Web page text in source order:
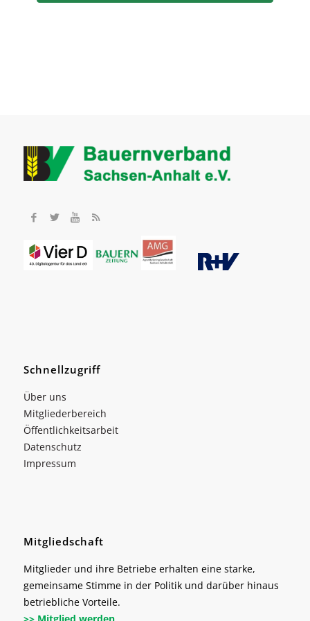
Schnellzugriff
Über uns
Mitgliederbereich
Öffentlichkeitsarbeit
Datenschutz
Impressum
Mitgliedschaft
Mitglieder und ihre Betriebe erhalten eine starke,
gemeinsame Stimme in der Politik und darüber hinaus
betriebliche Vorteile.
>> Mitglied werden